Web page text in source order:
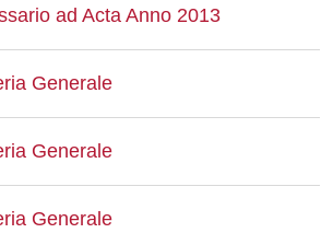
ad Acta Anno 2013
Generale
Generale
Generale